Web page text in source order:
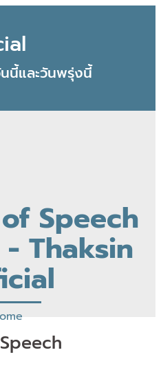
นนี้และวันพรุ่งนี้
Speech
Thaksin